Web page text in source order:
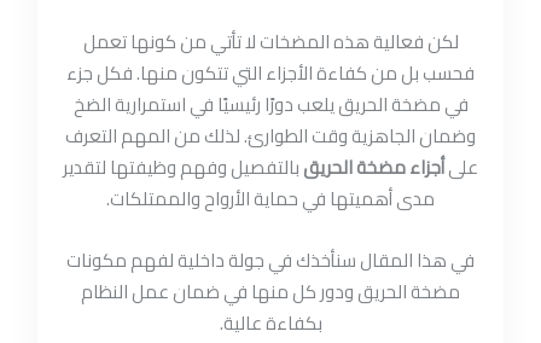
لكن فعالية هذه المضخات لا تأتي من كونها تعمل
فحسب بل من كفاءة الأجزاء التي تتكون منها. فكل جزء
في مضخة الحريق يلعب دورًا رئيسيًا في استمرارية الضخ
وضمان الجاهزية وقت الطوارئ. لذلك من المهم التعرف
علىأجزاء مضخة الحريقبالتفصيل وفهم وظيفتها لتقدير
مدى أهميتها في حماية الأرواح والممتلكات.
في هذا المقال سنأخذك في جولة داخلية لفهم مكونات
مضخة الحريق ودور كل منها في ضمان عمل النظام
بكفاءة عالية.